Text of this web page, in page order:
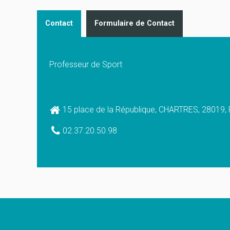
Contact Formulaire de Contact
Professeur de Sport
15 place de la République, CHARTRES, 28019,
02.37.20.50.98